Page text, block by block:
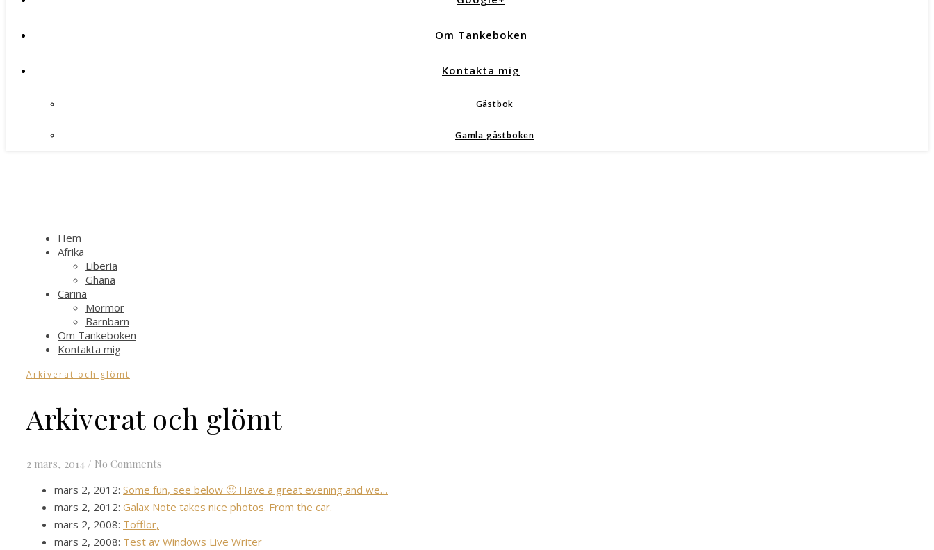
Om Tankeboken
Kontakta mig
Gästbok
Gamla gästboken
Hem
Afrika
Liberia
Ghana
Carina
Mormor
Barnbarn
Om Tankeboken
Kontakta mig
Arkiverat och glömt
Arkiverat och glömt
2 mars, 2014 / No Comments
mars 2, 2012: Some fun, see below 🙂 Have a great evening and we…
mars 2, 2012: Galax Note takes nice photos. From the car.
mars 2, 2008: Tofflor,
mars 2, 2008: Test av Windows Live Writer